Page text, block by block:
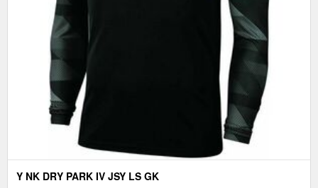
Y NK DRY PARK IV JSY LS GK